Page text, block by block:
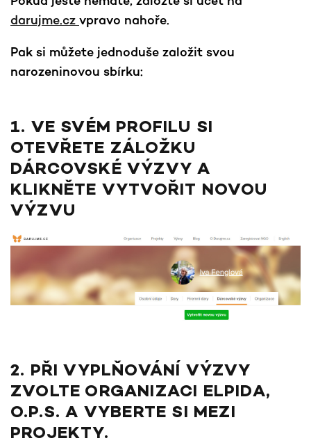
darujme.cz vpravo nahoře.
Pak si můžete jednoduše založit svou
narozeninovou sbírku:
1. VE SVÉM PROFILU SI
OTEVŘETE ZÁLOŽKU
DÁRCOVSKÉ VÝZVY A
KLIKNĚTE VYTVOŘIT NOVOU
VÝZVU
2. PŘI VYPLŇOVÁNÍ VÝZVY
ZVOLTE ORGANIZACI ELPIDA,
O.P.S. A VYBERTE SI MEZI
PROJEKTY.